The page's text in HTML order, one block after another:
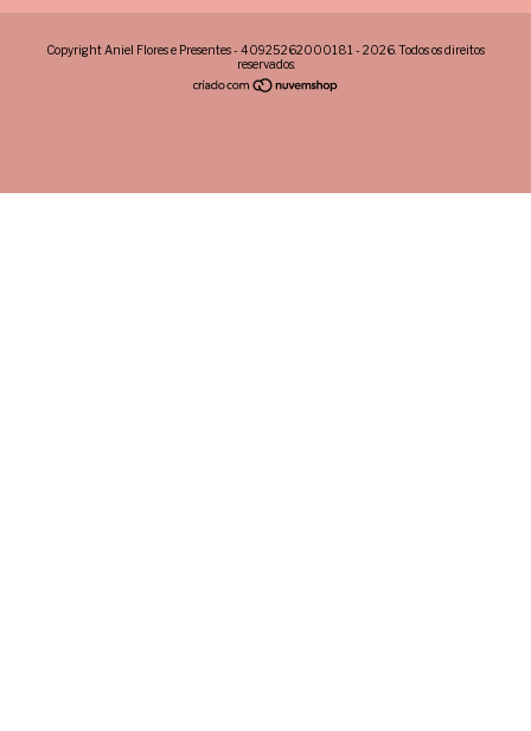
Copyright Aniel Flores e Presentes - 40925262000181 - 2026. Todos os direitos
reservados.